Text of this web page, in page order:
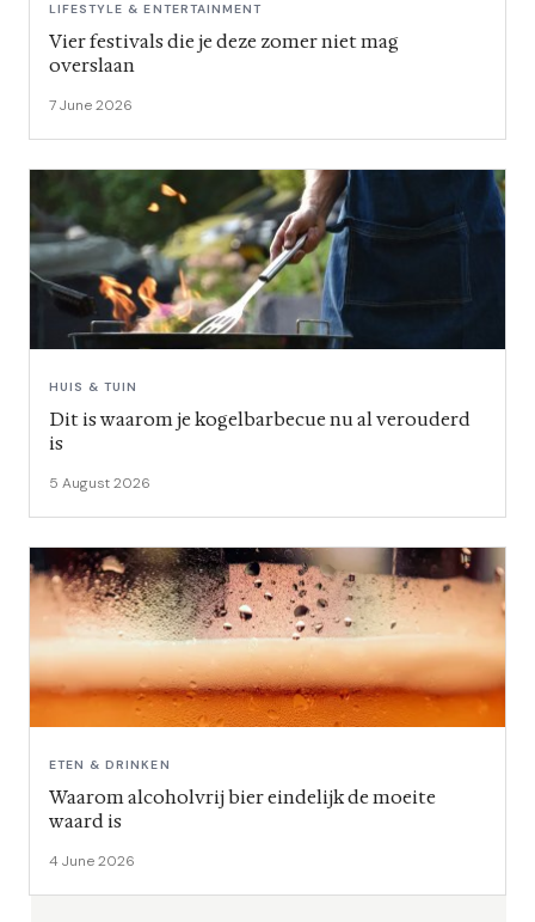
LIFESTYLE & ENTERTAINMENT
Vier festivals die je deze zomer niet mag
overslaan
7 June 2026
HUIS & TUIN
Dit is waarom je kogelbarbecue nu al verouderd
is
5 August 2026
ETEN & DRINKEN
Waarom alcoholvrij bier eindelijk de moeite
waard is
4 June 2026